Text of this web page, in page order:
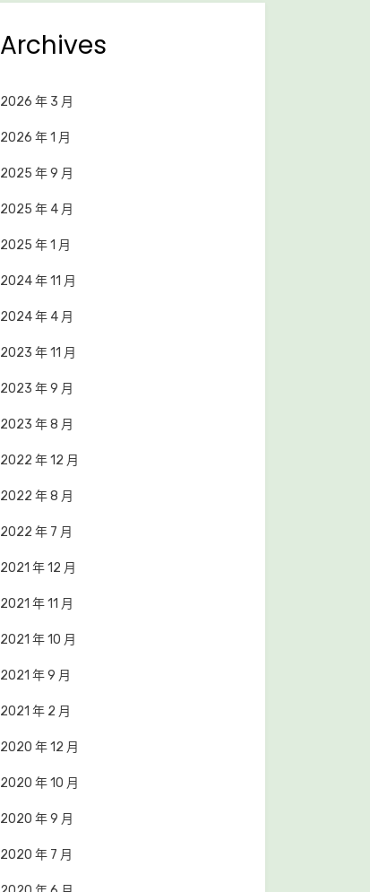
Archives
2026 年 3 月
2026 年 1 月
2025 年 9 月
2025 年 4 月
2025 年 1 月
2024 年 11 月
2024 年 4 月
2023 年 11 月
2023 年 9 月
2023 年 8 月
2022 年 12 月
2022 年 8 月
2022 年 7 月
2021 年 12 月
2021 年 11 月
2021 年 10 月
2021 年 9 月
2021 年 2 月
2020 年 12 月
2020 年 10 月
2020 年 9 月
2020 年 7 月